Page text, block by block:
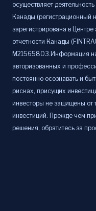
осуществляет
Канады (регистрационный
зарегистрирована в
отчетности Канады
M21565803.Информация
авторизованных и
постоянно осознавать и
рисках, присущих
инвесторы не защищены от
инвестиций. Прежде чем
решения, обратитесь за